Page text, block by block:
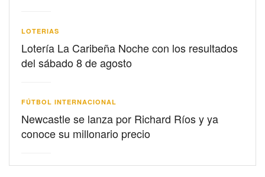
LOTERIAS
Lotería La Caribeña Noche con los resultados
del sábado 8 de agosto
FÚTBOL INTERNACIONAL
Newcastle se lanza por Richard Ríos y ya
conoce su millonario precio